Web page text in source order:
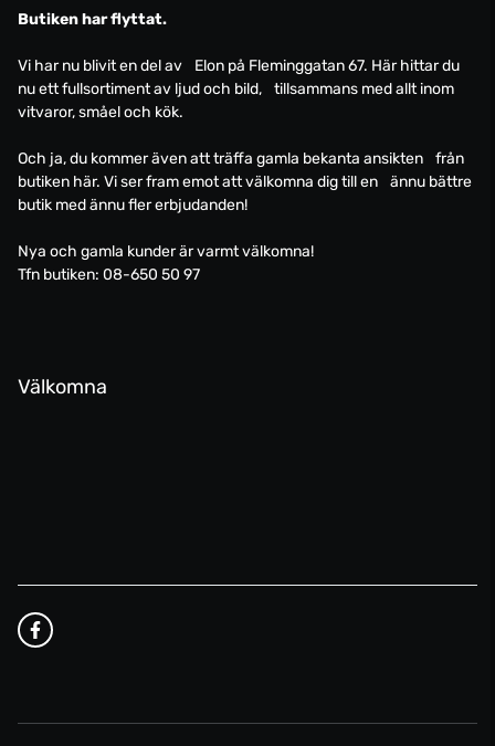
Butiken har flyttat.
Vi har nu blivit en del av Elon på Fleminggatan 67. Här hittar du
nu ett fullsortiment av ljud och bild, tillsammans med allt inom
vitvaror, småel och kök.
Och ja, du kommer även att träffa gamla bekanta ansikten från
butiken här. Vi ser fram emot att välkomna dig till en ännu bättre
butik med ännu fler erbjudanden!
Nya och gamla kunder är varmt välkomna!
Tfn butiken: 08-650 50 97
Välkomna